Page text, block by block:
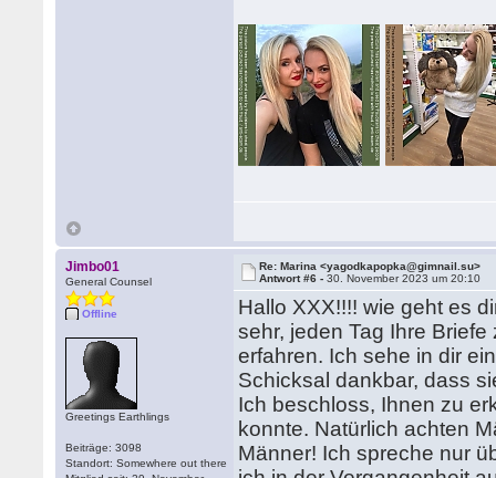
Jimbo01
General Counsel
Offline
Greetings Earthlings
Beiträge: 3098
Standort: Somewhere out there
Re: Marina <yagodkapopka@gimnail.su>
Antwort #6 -30. November 2023 um 20:10
Hallo XXX!!!! wie geht es
sehr, jeden Tag Ihre
erfahren. Ich sehe in dir
Schicksal dankbar, dass
Ich beschloss, Ihnen zu
konnte. Natürlich achten
Männer! Ich spreche nur